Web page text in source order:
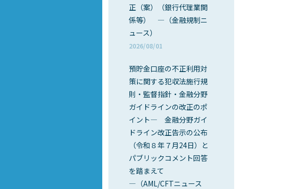
正（案）（銀行代理業関
係等） ―（金融規制ニ
ュース）
2026/08/01
預貯金口座の不正利用対
策に関する犯収法施行規
則・監督指針・金融分野
ガイドラインの改正のポ
イント― 金融分野ガイ
ドライン改正告示の公布
（令和８年７月24日）と
パブリックコメント回答
を踏まえて
―（AML/CFTニュース